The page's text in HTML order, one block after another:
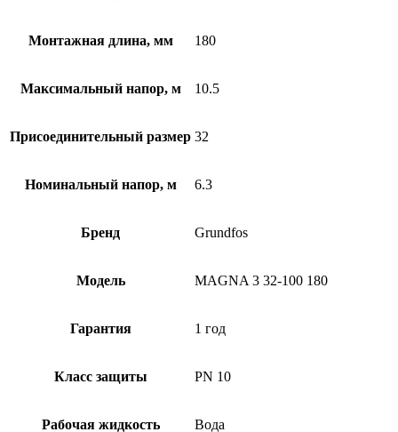
Монтажная длина, мм 180
Максимальный напор, м 10.5
Присоединительный размер 32
Номинальный напор, м 6.3
Бренд Grundfos
Модель MAGNA 3 32-100 180
Гарантия 1 год
Класс защиты PN 10
Рабочая жидкость Вода